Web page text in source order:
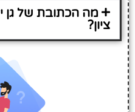
מה הכתובת של גן
ציון?